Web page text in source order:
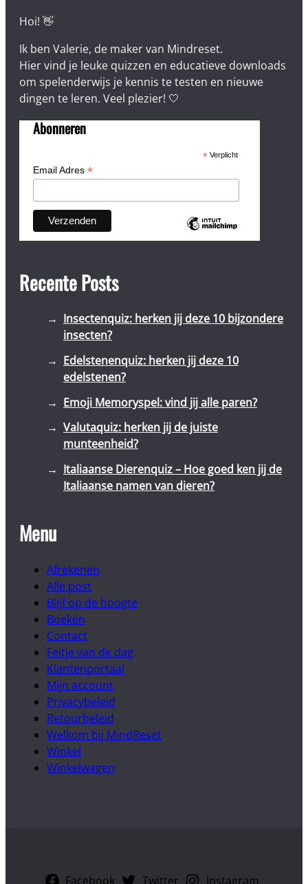
Hoi! 👋
Ik ben Valerie, de maker van Mindreset.
Hier vind je leuke quizzen en educatieve downloads
om spelenderwijs je kennis te testen en nieuwe
dingen te leren. Veel plezier! 🤍
Abonneren
*Verplicht
Email Adres *
Recente Posts
Insectenquiz: herken jij deze 10 bijzondere
insecten?
Edelstenenquiz: herken jij deze 10
edelstenen?
Emoji Memoryspel: vind jij alle paren?
Valutaquiz: herken jij de juiste
munteenheid?
Italiaanse Dierenquiz – Hoe goed ken jij de
Italiaanse namen van dieren?
Menu
Afrekenen
Alle post
Blijf op de hoogte
Boeken
Contact
Feitje van de dag
Klantenportaal
Mijn account
Privacybeleid
Retourbeleid
Welkom bij MindReset
Winkel
Winkelwagen
Facebook Twitter Instagram